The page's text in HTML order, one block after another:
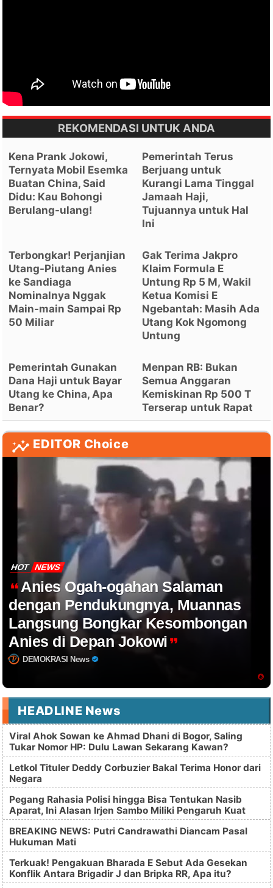
REKOMENDASI UNTUK ANDA
Kena Prank Jokowi,
Ternyata Mobil Esemka
Buatan China, Said
Didu: Kau Bohongi
Berulang-ulang!
Pemerintah Terus
Berjuang untuk
Kurangi Lama Tinggal
Jamaah Haji,
Tujuannya untuk Hal
Ini
Terbongkar! Perjanjian
Utang-Piutang Anies
ke Sandiaga
Nominalnya Nggak
Main-main Sampai Rp
50 Miliar
Gak Terima Jakpro
Klaim Formula E
Untung Rp 5 M, Wakil
Ketua Komisi E
Ngebantah: Masih Ada
Utang Kok Ngomong
Untung
Pemerintah Gunakan
Dana Haji untuk Bayar
Utang ke China, Apa
Benar?
Menpan RB: Bukan
Semua Anggaran
Kemiskinan Rp 500 T
Terserap untuk Rapat
EDITOR Choice
HOT NEWS
Anies Ogah-ogahan Salaman
dengan Pendukungnya, Muannas
Langsung Bongkar Kesombongan
Anies di Depan Jokowi
DEMOKRASI News
HEADLINE News
Viral Ahok Sowan ke Ahmad Dhani di Bogor, Saling
Tukar Nomor HP: Dulu Lawan Sekarang Kawan?
Letkol Tituler Deddy Corbuzier Bakal Terima Honor dari
Negara
Pegang Rahasia Polisi hingga Bisa Tentukan Nasib
Aparat, Ini Alasan Irjen Sambo Miliki Pengaruh Kuat
BREAKING NEWS: Putri Candrawathi Diancam Pasal
Hukuman Mati
Terkuak! Pengakuan Bharada E Sebut Ada Gesekan
Konflik Antara Brigadir J dan Bripka RR, Apa itu?